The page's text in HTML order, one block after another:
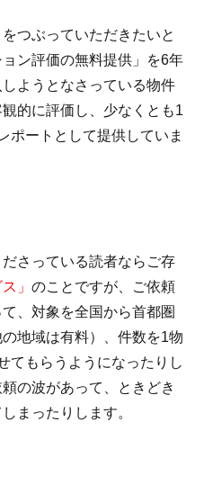
つぶっていただきたいと
ン評価の無料提供」を6年
ようとなさっている物件
的に評価し、少なくとも1
ポートとして提供していま
さっている読者ならご存
ス」のことですが、ご依頼
、対象を全国から首都圏
地域は有料）、件数を1物
てもらうようになったりし
の波があって、ときどき
まったりします。